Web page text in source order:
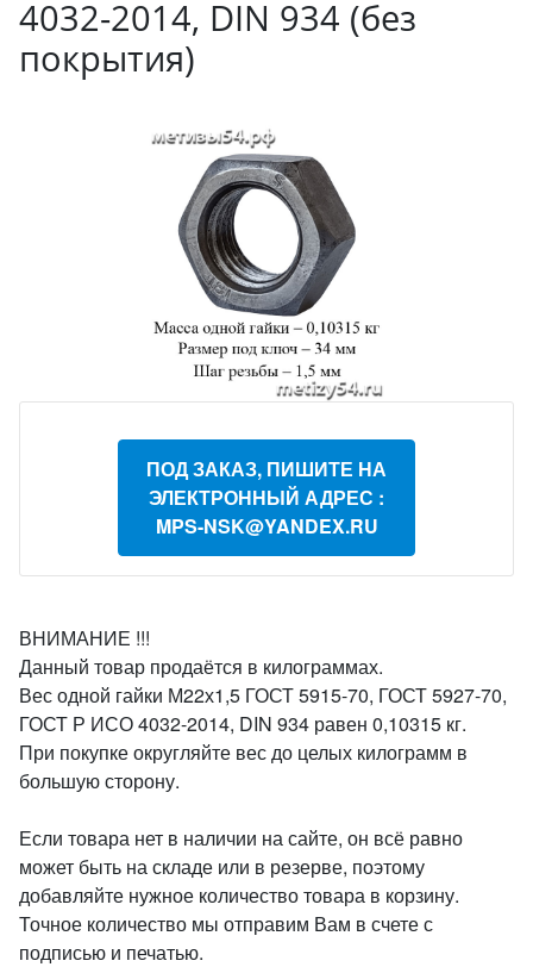
4032-2014, DIN 934 (без
покрытия)
ПОД ЗАКАЗ, ПИШИТЕ НА
ЭЛЕКТРОННЫЙ АДРЕС :
MPS-NSK@YANDEX.RU
ВНИМАНИЕ !!!
Данный товар продаётся в килограммах.
Вес одной гайки М22х1,5 ГОСТ 5915-70, ГОСТ 5927-70,
ГОСТ Р ИСО 4032-2014, DIN 934 равен 0,10315 кг.
При покупке округляйте вес до целых килограмм в
большую сторону.
Если товара нет в наличии на сайте, он всё равно
может быть на складе или в резерве, поэтому
добавляйте нужное количество товара в корзину.
Точное количество мы отправим Вам в счете с
подписью и печатью.